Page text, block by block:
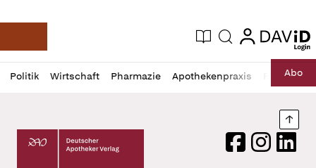
Deutsche Apotheker Zeitung
Aktuelle Ausgabe
Suche login
login
Politik Wirtschaft Pharmazie Apothekenpraxis RechtAbo
Profil
öffnen
Daz
Pur
Deutscher Apotheker Verlag Logo
FacebookInstagram